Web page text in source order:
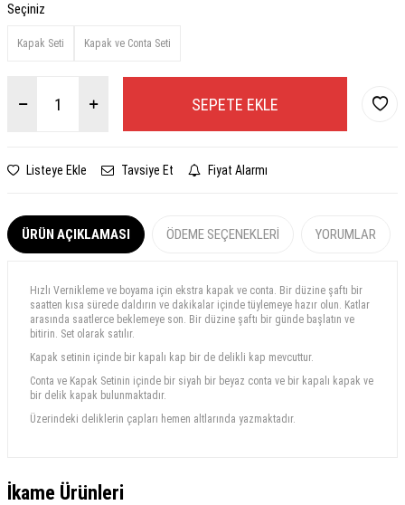
Seçiniz
Kapak Seti Kapak ve Conta Seti
SEPETE EKLE
Listeye Ekle Tavsiye Et Fiyat Alarmı
ÜRÜN AÇIKLAMASI ÖDEME SEÇENEKLERI YORUMLAR
Hızlı Vernikleme ve boyama için ekstra kapak ve conta. Bir düzine şaftı bir
saatten kısa sürede daldırın ve dakikalar içinde tüylemeye hazır olun. Katlar
arasında saatlerce beklemeye son. Bir düzine şaftı bir günde başlatın ve
bitirin. Set olarak satılır.
Kapak setinin içinde bir kapalı kap bir de delikli kap mevcuttur.
Conta ve Kapak Setinin içinde bir siyah bir beyaz conta ve bir kapalı kapak ve
bir delik kapak bulunmaktadır.
Üzerindeki deliklerin çapları hemen altlarında yazmaktadır.
İkame Ürünleri